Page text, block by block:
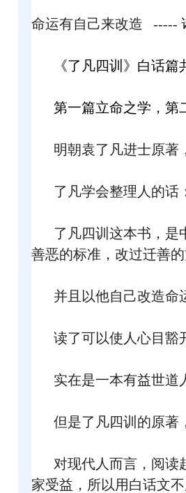
命运有自己来改造 -----
《了凡四训》白话篇
第一篇立命之学，第
明朝袁了凡进士原著
了凡学会整理人的话
了凡四训这本书，是
善恶的标准，改过迁善
并且以他自己改造命
读了可以使人心目豁
实在是一本有益世道
但是了凡四训的原著
对现代人而言，阅读
家受益，所以用白话文